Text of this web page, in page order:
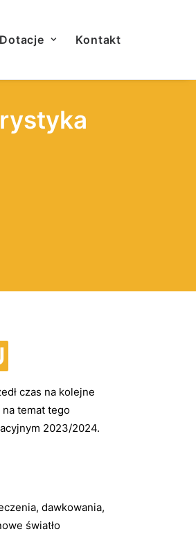
Dotacje Kontakt
czas na kolejne
temat tego
2023/2024.
dawkowania,
światło